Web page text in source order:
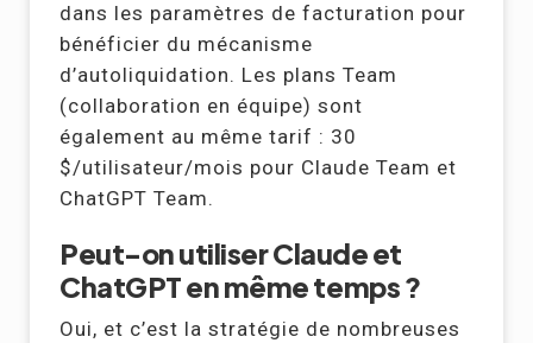
dans les paramètres de facturation pour
bénéficier du mécanisme
d’autoliquidation. Les plans Team
(collaboration en équipe) sont
également au même tarif : 30
$/utilisateur/mois pour Claude Team et
ChatGPT Team.
Peut-on utiliser Claude et
ChatGPT en même temps ?
Oui, et c’est la stratégie de nombreuses